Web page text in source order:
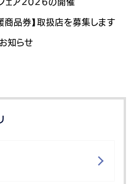
ェア202６の開催
品券】取扱店を募集します
知らせ